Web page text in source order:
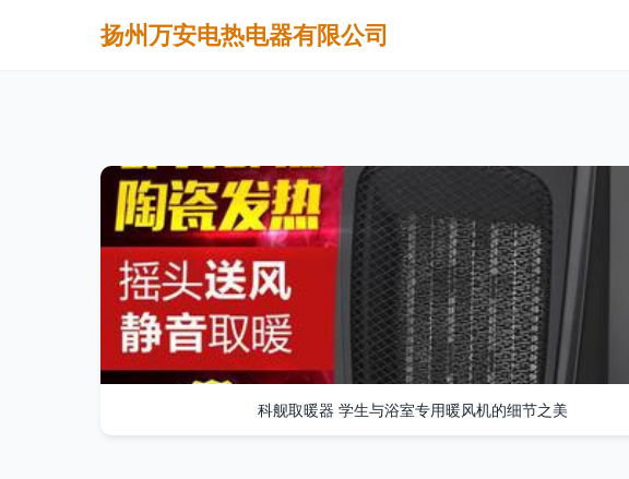
扬州万安电热电器有限公司
科舰取暖器 学生与浴室专用暖风机的细节之美